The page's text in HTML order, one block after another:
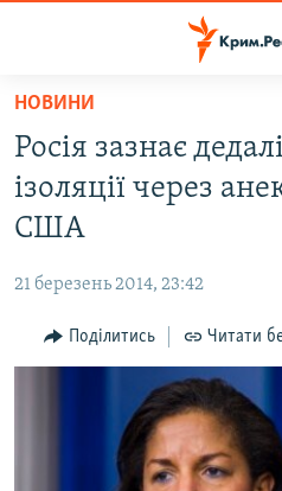
Перейти
основного
матеріалу
Перейти
до
основної
навігації
Перейти
до
ВІДЕО ТА ФОТО
БЛОГИ
ПОГЛЯД
ВСЕ ЗА ДЕНЬ
СПЕЦПРОЕКТИ
НОВИНИ
Росія зазнає
ізоляції через
США
21 березень 2014, 23:42
Поділитись Читати